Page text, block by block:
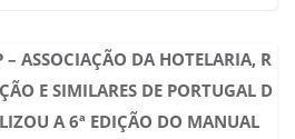
– ASSOCIAÇÃO DA HOTELARIA, R
E SIMILARES DE PORTUGAL D
A 6ª EDIÇÃO DO MANUAL